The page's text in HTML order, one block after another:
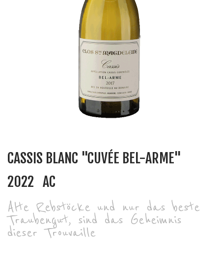
CASSIS BLANC "CUVÉE BEL-ARME"
2022 AC
Alte Rebstöcke und nur das beste
Traubengut, sind das Geheimnis
dieser Trouvaille